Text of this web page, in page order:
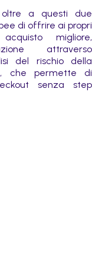
oltre a questi due
di offrire ai propri
migliore,
attraverso
del rischio della
che permette di
senza step